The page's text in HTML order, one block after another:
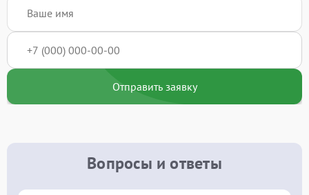
Отправить заявку
Вопросы и ответы